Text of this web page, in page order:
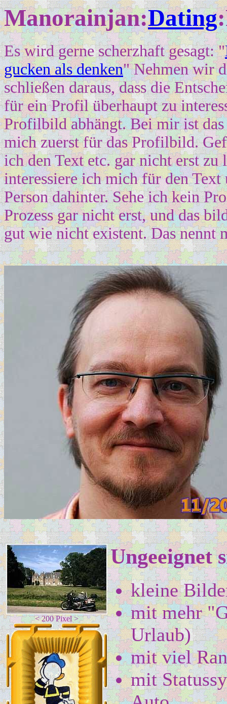
Manorainjan:Dating
Es wird gerne scherzhaft gesagt: "
gucken als denken" Nehmen wir
schließen daraus, dass die
für ein Profil überhaupt zu
Profilbild abhängt. Bei mir ist
mich zuerst für das Profilbild.
ich den Text etc. gar nicht erst zu
interessiere ich mich für den
Person dahinter. Sehe ich kein
Prozess gar nicht erst, und das
gut wie nicht existent. Das nennt
< 200 Pixel >
Ungeeignet
kleine
mit mehr
Urlaub)
mit viel
mit